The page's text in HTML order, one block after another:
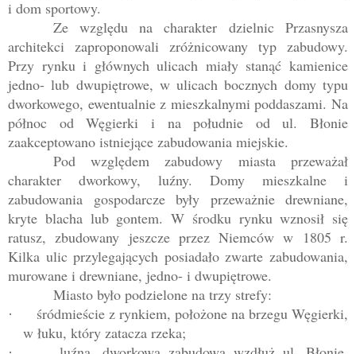
i dom sportowy.
Ze względu na charakter dzielnic Przasnysza
architekci zaproponowali zróżnicowany typ zabudowy.
Przy rynku i głównych ulicach miały stanąć kamienice
jedno- lub dwupiętrowe, w ulicach bocznych domy typu
dworkowego, ewentualnie z mieszkalnymi poddaszami. Na
północ od Węgierki i na południe od ul. Błonie
zaakceptowano istniejące zabudowania miejskie.
Pod względem zabudowy miasta przeważał
charakter dworkowy, luźny. Domy mieszkalne i
zabudowania gospodarcze były przeważnie drewniane,
kryte blacha lub gontem. W środku rynku wznosił się
ratusz, zbudowany jeszcze przez Niemców w 1805 r.
Kilka ulic przylegających posiadało zwarte zabudowania,
murowane i drewniane, jedno- i dwupiętrowe.
Miasto było podzielone na trzy strefy:
·
śródmieście z rynkiem, położone na brzegu Węgierki,
w łuku, który zatacza rzeka;